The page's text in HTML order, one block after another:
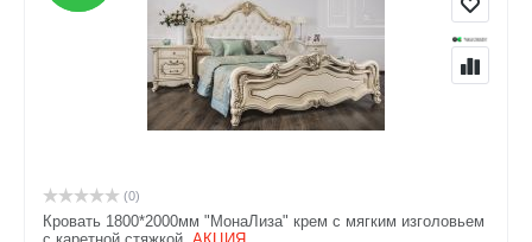
(0)
Кровать 1800*2000мм "МонаЛиза" крем с мягким изголовьем